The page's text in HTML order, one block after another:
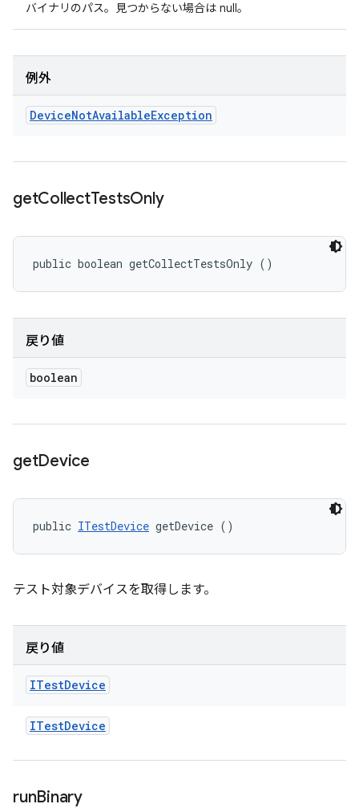
バイナリのパス。見つからない場合は null。
例外
DeviceNotAvailableException
getCollectTestsOnly
public boolean getCollectTestsOnly ()
戻り値
boolean
getDevice
public ITestDevice getDevice ()
テスト対象デバイスを取得します。
戻り値
ITestDevice
ITestDevice
runBinary